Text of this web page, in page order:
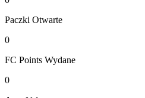
Paczki Otwarte
0
FC Points Wydane
0